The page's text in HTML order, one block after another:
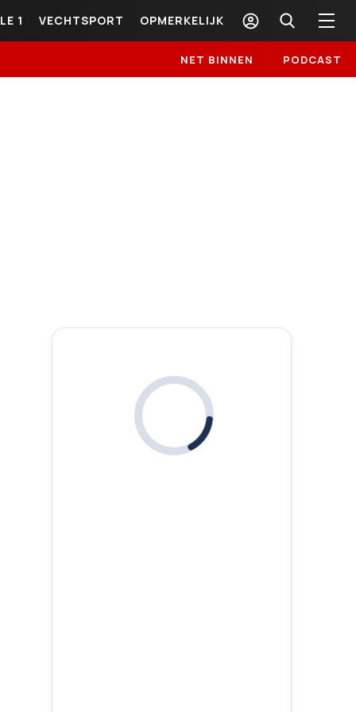
1 VECHTSPORT OPMERKELIJK
NET BINNEN PODCAST